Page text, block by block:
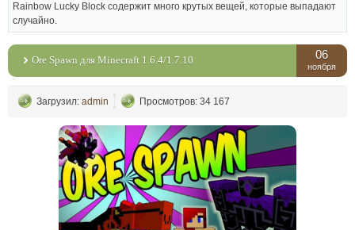
Rainbow Lucky Block содержит много крутых вещей, которые выпадают
случайно.
Ore Spawn для Minecraft 1.6.4/1.7.10 06
ноября
Загрузил: admin Просмотров: 34 167